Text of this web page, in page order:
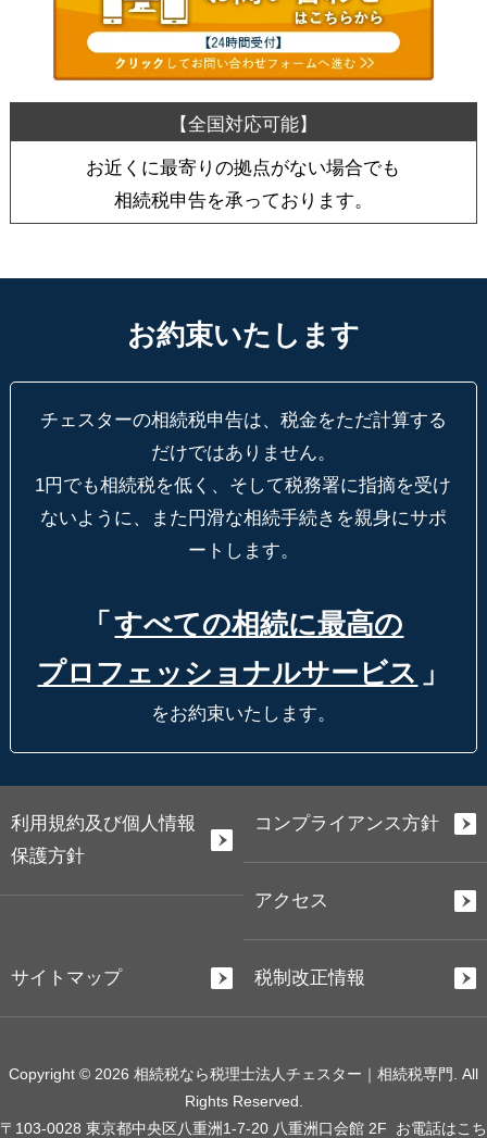
お近くに最寄りの拠点がない場合でも
相続税申告を承っております。
お約束いたします
チェスターの相続税申告は、税金をただ計算する
だけではありません。
1円でも相続税を低く、そして税務署に指摘を受け
ないように、
また円滑な相続手続きを親身にサポ
ートします。
「 すべての相続に最高の
プロフェッショナルサービス 」
をお約束いたします。
利用規約及び個人情報
保護方針
コンプライアンス方針
アクセス
サイトマップ 税制改正情報
Copyright © 2026 相続税なら税理士法人チェスター｜相続税専門. All
Rights Reserved.
〒103-0028 東京都中央区八重洲1-7-20 八重洲口会館 2F お電話はこち